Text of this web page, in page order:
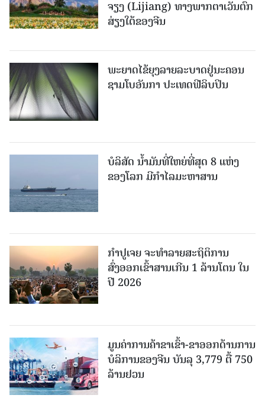
ຈຽງ (Lijiang) ທາງພາກຕາເວັນຕົກ
ສ່ຽງໃຕ້ຂອງຈີນ
ພະຍາດໄຂ້ຍຸງລາຍລະບາດຢູ່ນະຄອນ
ຊາມໂບ​ອັນກາ ປະເທດຟີລິບປິນ
ບໍລິສັດ ນ້ຳມັນທີ່ໃຫຍ່ທີ່ສຸດ 8 ແຫ່ງ
ຂອງໂລກ ມີກຳໄລມະຫາສານ
ກຳປູເຈຍ ຈະທຳລາຍສະຖິຕິການ
ສົ່ງອອກເຂົ້າສານເກີນ 1 ລ້ານໂຕນ ໃນ
ປີ 2026
ມູນຄ່າການຄ້າຂາເຂົ້າ-ຂາອອກດ້ານການ
ບໍລິການຂອງຈີນ ບັນລຸ 3,779 ຕື້ 750
ລ້ານຢວນ